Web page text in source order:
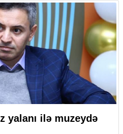
yalanı ilə muzeydə